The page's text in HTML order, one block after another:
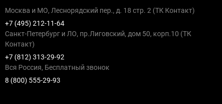
Москва и МО, Леснорядский пер., д. 18 стр. 2 (ТК Контакт)
+7 (495) 212-11-64
Санкт-Петербург и ЛО, пр.Лиговский, дом 50, корп.10 (ТК
Контакт)
+7 (812) 313-29-92
Вся Россия, Бесплатный звонок
8 (800) 555-29-93